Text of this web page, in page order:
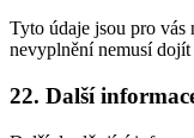
Tyto údaje jsou pro vás
nevyplnění nemusí
22. Další